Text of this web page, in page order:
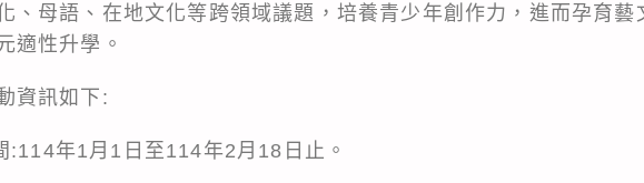
、母語、在地文化等跨領域議題，培養青少年創作力，進而孕育藝
適性升學。
資訊如下:
:114年1月1日至114年2月18日止。